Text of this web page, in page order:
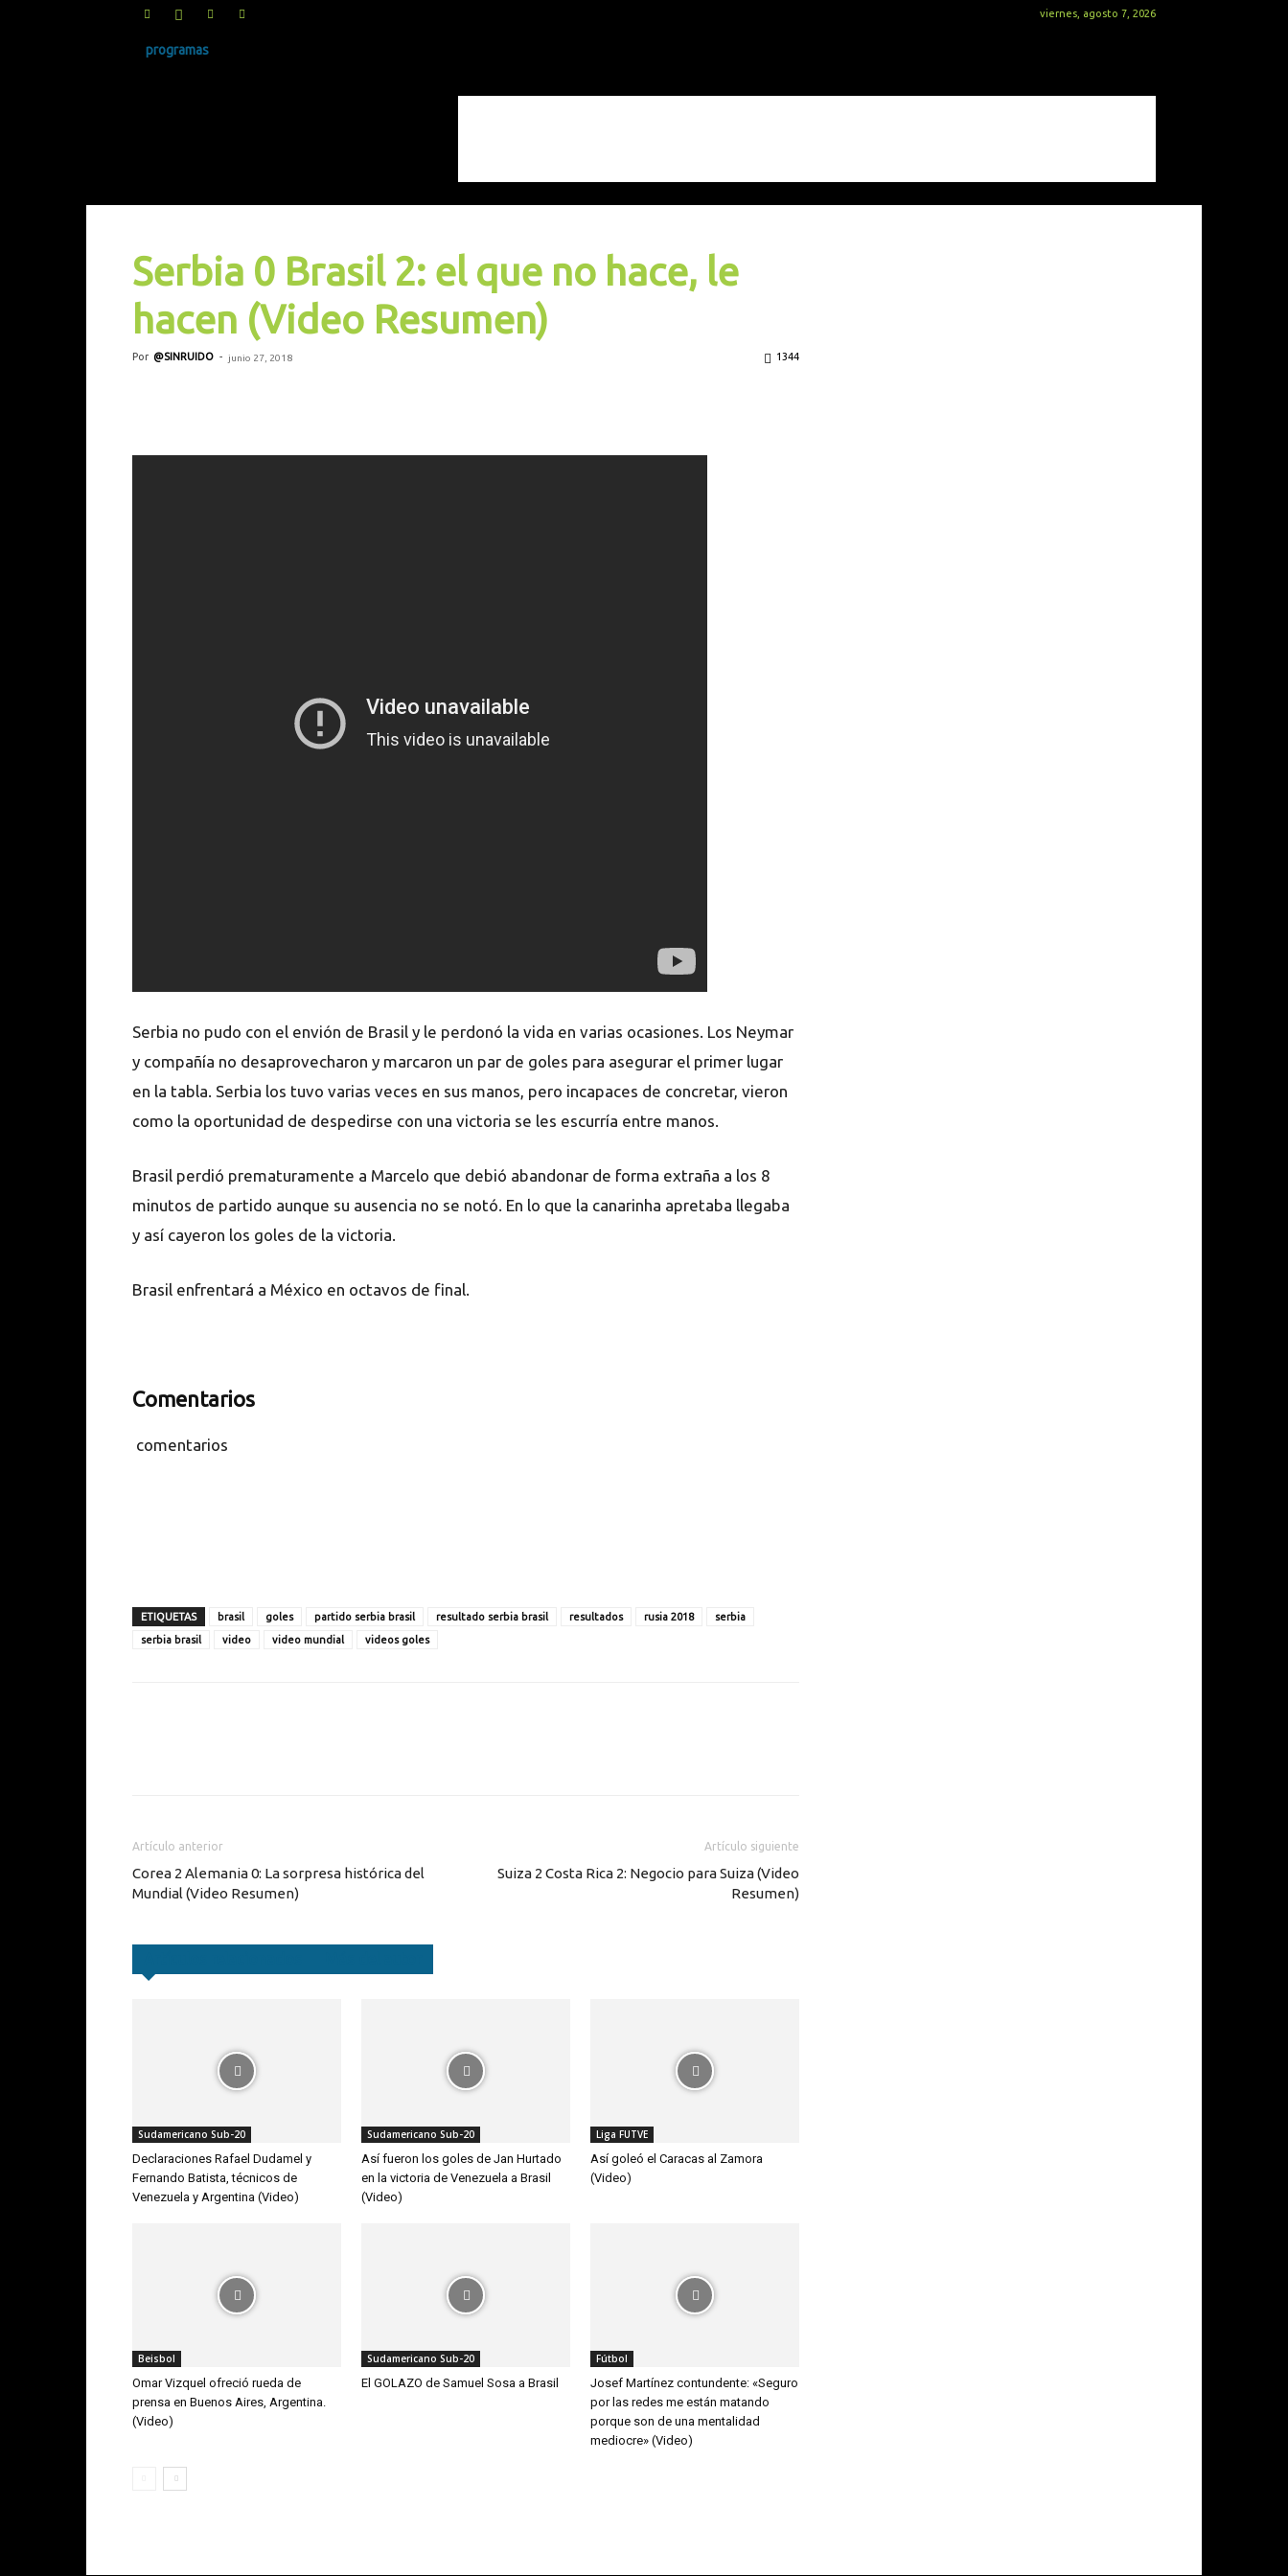
viernes, agosto 7, 2026
programas
Serbia 0 Brasil 2: el que no hace, le
hacen (Video Resumen)
Por @SINRUIDO - junio 27, 2018 1344
Serbia no pudo con el envión de Brasil y le perdonó la vida en varias ocasiones. Los Neymar
y compañía no desaprovecharon y marcaron un par de goles para asegurar el primer lugar
en la tabla. Serbia los tuvo varias veces en sus manos, pero incapaces de concretar, vieron
como la oportunidad de despedirse con una victoria se les escurría entre manos.
Brasil perdió prematuramente a Marcelo que debió abandonar de forma extraña a los 8
minutos de partido aunque su ausencia no se notó. En lo que la canarinha apretaba llegaba
y así cayeron los goles de la victoria.
Brasil enfrentará a México en octavos de final.
Comentarios
comentarios
ETIQUETAS brasil goles partido serbia brasil resultado serbia brasil resultados rusia 2018
serbia
serbia brasil
video video mundial videos goles
Artículo anterior
Corea 2 Alemania 0: La sorpresa histórica del
Mundial (Video Resumen)
Artículo siguiente
Suiza 2 Costa Rica 2: Negocio para Suiza (Video
Resumen)
Sudamericano Sub-20
Declaraciones Rafael Dudamel y
Fernando Batista, técnicos de
Venezuela y Argentina (Video)
Sudamericano Sub-20
Así fueron los goles de Jan Hurtado
en la victoria de Venezuela a Brasil
(Video)
Liga FUTVE
Así goleó el Caracas al Zamora
(Video)
Beisbol
Omar Vizquel ofreció rueda de
prensa en Buenos Aires, Argentina.
(Video)
Sudamericano Sub-20
El GOLAZO de Samuel Sosa a Brasil
Fútbol
Josef Martínez contundente: «Seguro
por las redes me están matando
porque son de una mentalidad
mediocre» (Video)